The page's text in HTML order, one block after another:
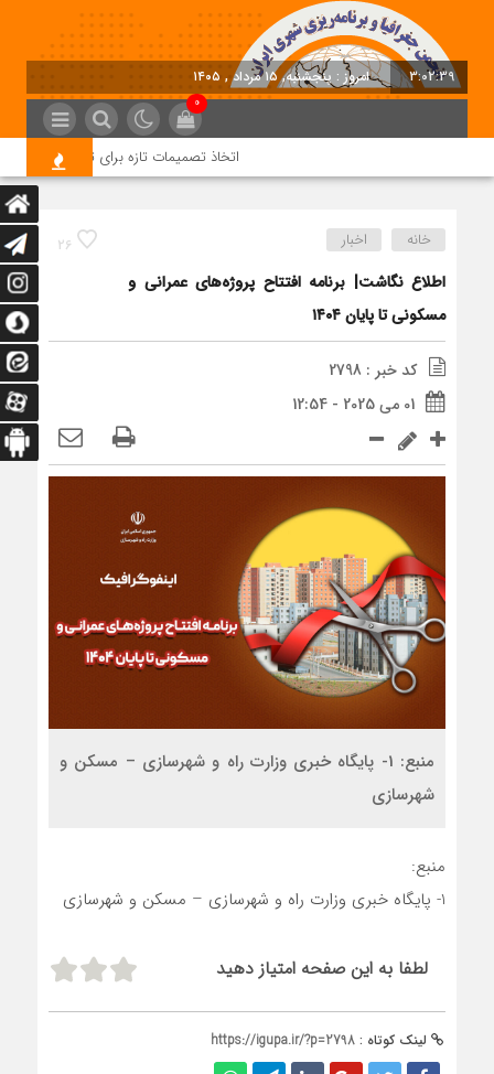
3:02:40 امروز : پنجشنبه, ۱۵ مرداد , ۱۴۰۵
0
اتخاذ تصمیمات تازه برای تسریع در روند
26 خانه اخبار
اطلاع نگاشت| برنامه افتتاح پروژه‌های عمرانی و
مسکونی تا پایان ۱۴۰۴
کد خبر : 2798
01 می 2025 - 12:54
منبع: 1- پایگاه خبری وزارت راه و شهرسازی – مسکن و
شهرسازی
منبع:
1- پایگاه خبری وزارت راه و شهرسازی – مسکن و شهرسازی
لطفا به این صفحه امتیاز دهید
لینک کوتاه : https://igupa.ir/?p=2798